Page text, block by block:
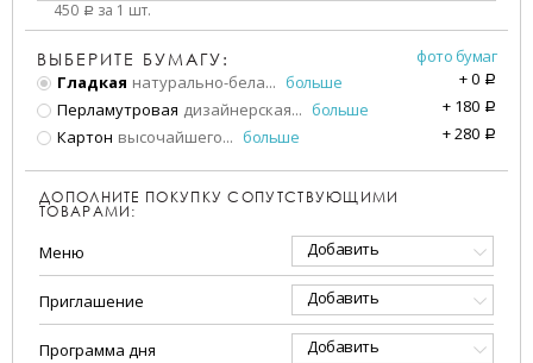
450 a за 1 шт.
ВЫБЕРИТЕ БУМАГУ:
фото бумаг
Гладкая натурально-бела... больше +0 a
Перламутровая дизайнерская... больше + 180 a
Картон высочайшего... больше +280 a
ДОПОЛНИТЕ ПОКУПКУ СОПУТСТВУЮЩИМИ
ТОВАРАМИ:
Меню Добавить
Приглашение Добавить
Программа дня Добавить